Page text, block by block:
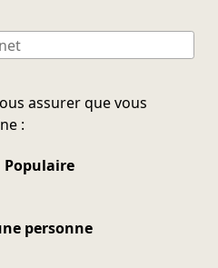
assurer que vous
:
Populaire
personne